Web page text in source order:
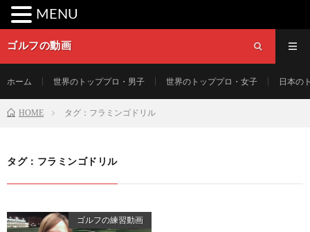
ゴルフの動画
ホーム 世界のトッププロ・男子 世界のトッププロ・女子 日本の
HOME タグ：フラミンゴドリル
タグ：フラミンゴドリル
ゴルフの練習動画
MENU